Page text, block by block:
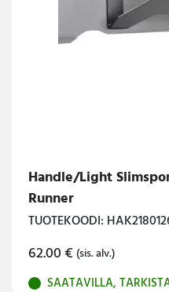
Handle/Light
Runner
TUOTEKOODI:
62.00€ (sis. alv.)
SAATAVILLA,